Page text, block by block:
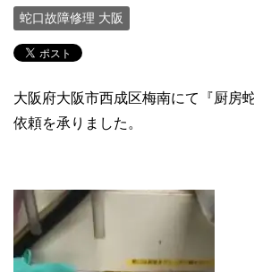
蛇口故障修理 大阪
大阪府大阪市西成区梅南にて『厨房
依頼を承りました。